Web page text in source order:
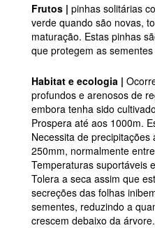
Frutos | pinhas solitárias
verde quando são novas,
maturação. Estas pinhas
que protegem as
Habitat e ecologia |
profundos e arenosos de
embora tenha sido
Prospera até aos 1000m.
Necessita de
250mm, normalmente
Temperaturas suportáveis
Tolera a seca assim que
secreções das folhas
sementes, reduzindo a
crescem debaixo da árvore.